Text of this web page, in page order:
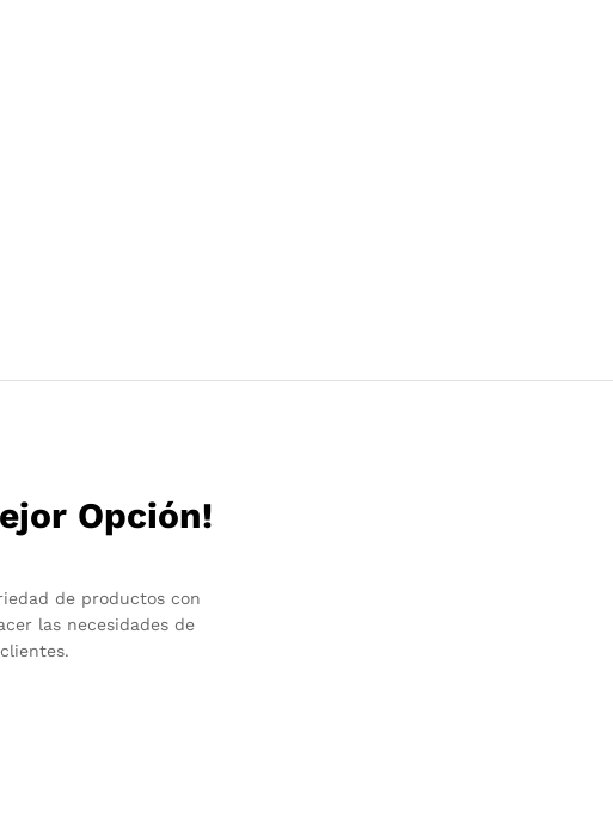
Opción!
de productos con
las necesidades de